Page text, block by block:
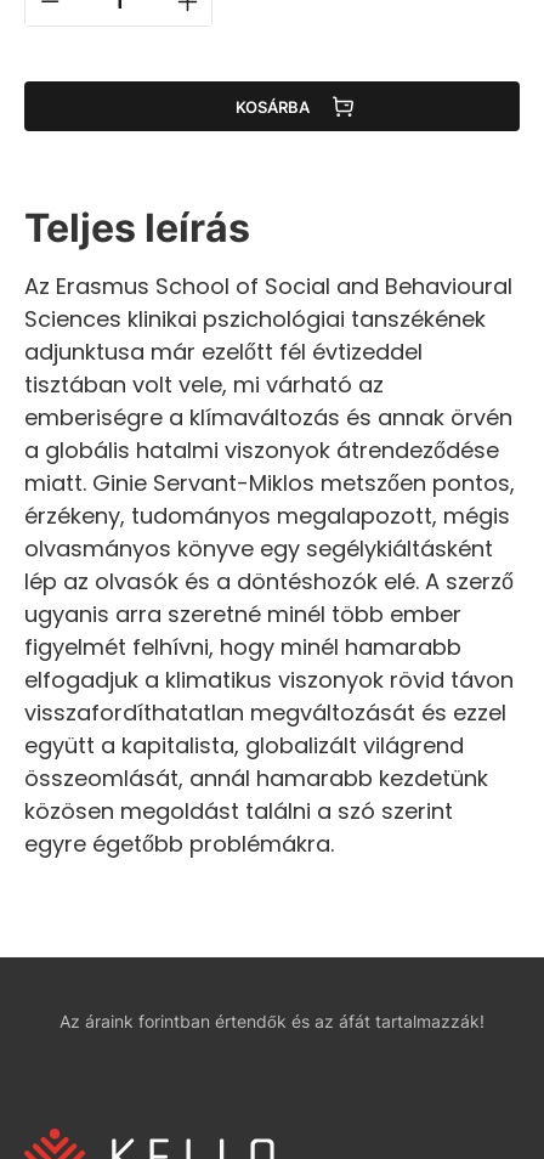
KOSÁRBA
Teljes leírás
Az Erasmus School of Social and Behavioural
Sciences klinikai pszichológiai tanszékének
adjunktusa már ezelőtt fél évtizeddel
tisztában volt vele, mi várható az
emberiségre a klímaváltozás és annak örvén
a globális hatalmi viszonyok átrendeződése
miatt. Ginie Servant-Miklos metszően pontos,
érzékeny, tudományos megalapozott, mégis
olvasmányos könyve egy segélykiáltásként
lép az olvasók és a döntéshozók elé. A szerző
ugyanis arra szeretné minél több ember
figyelmét felhívni, hogy minél hamarabb
elfogadjuk a klimatikus viszonyok rövid távon
visszafordíthatatlan megváltozását és ezzel
együtt a kapitalista, globalizált világrend
összeomlását, annál hamarabb kezdetünk
közösen megoldást találni a szó szerint
egyre égetőbb problémákra.
Az áraink forintban értendők és az áfát tartalmazzák!